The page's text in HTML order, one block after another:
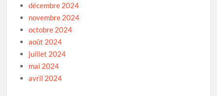
décembre 2024
novembre 2024
octobre 2024
août 2024
juillet 2024
mai 2024
avril 2024